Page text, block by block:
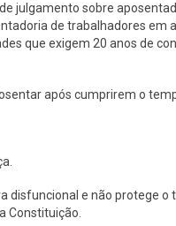
julgamento sobre
de trabalhadores em
que exigem 20 anos de
após cumprirem o
disfuncional e não protege o
Constituição.